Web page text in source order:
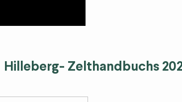
Hilleberg- Zelthandbuchs